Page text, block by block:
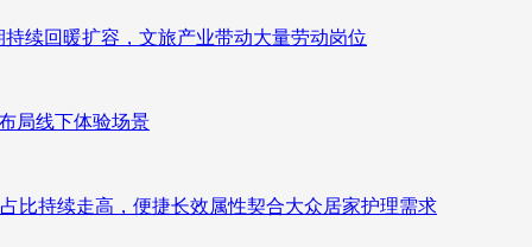
续回暖扩容，文旅产业带动大量劳动岗位
局线下体验场景
比持续走高，便捷长效属性契合大众居家护理需求